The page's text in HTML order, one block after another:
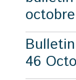
46